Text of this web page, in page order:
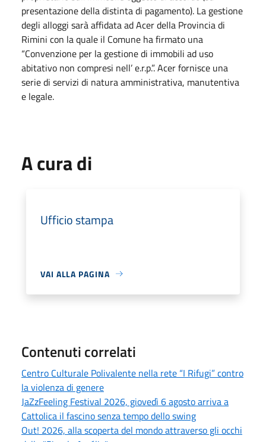
presentazione della distinta di pagamento). La gestione
degli alloggi sarà affidata ad Acer della Provincia di
Rimini con la quale il Comune ha firmato una
“Convenzione per la gestione di immobili ad uso
abitativo non compresi nell’ e.r.p.”. Acer fornisce una
serie di servizi di natura amministrativa, manutentiva
e legale.
A cura di
Ufficio stampa
VAI ALLA PAGINA
Contenuti correlati
Centro Culturale Polivalente nella rete “I Rifugi” contro
la violenza di genere
JaZzFeeling Festival 2026, giovedì 6 agosto arriva a
Cattolica il fascino senza tempo dello swing
Out! 2026, alla scoperta del mondo attraverso gli occhi